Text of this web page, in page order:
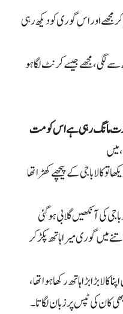
مجھے اور اس گوری کو دیکھ رہی
مجھے جیسے کرنٹ لگا ہو
مانگ رہی ہے اس کو مت
میں
کالا باجی کے پیچھے کھڑا تھا
باجی کی آنکھیں گلابی ہو گئی
میں گوری میرا ہاتھ پکڑ کر
بڑا بڑا ہاتھ رکھا ہوا تھا،
کان کی ٹپس پر زبان لگاتا۔